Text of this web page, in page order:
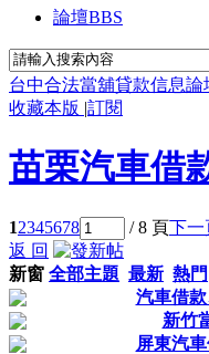
論壇BBS
台中合法當舖貸款信息論
收藏本版 |訂閱
苗栗汽車借
12345678 / 8 頁下一
返 回
新窗 全部主題 最新 熱門
汽車借
新竹
屏東汽